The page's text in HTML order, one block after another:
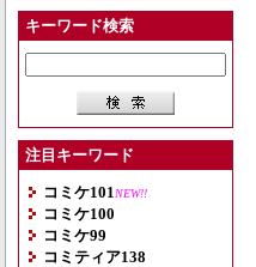
キーワード検索
注目キーワード
コミケ101 NEW!!
コミケ100
コミケ99
コミティア138